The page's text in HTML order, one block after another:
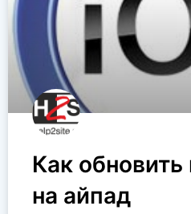
Как
на айпад